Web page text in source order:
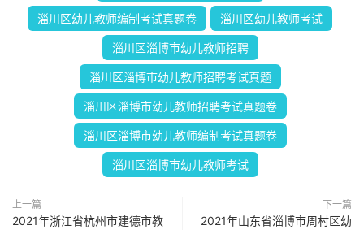
淄川区幼儿教师编制考试真题卷 淄川区幼儿教师考试
淄川区淄博市幼儿教师招聘
淄川区淄博市幼儿教师招聘考试真题
淄川区淄博市幼儿教师招聘考试真题卷
淄川区淄博市幼儿教师编制考试真题卷
淄川区淄博市幼儿教师考试
上一篇
2021年浙江省杭州市建德市教
下一篇
2021年山东省淄博市周村区幼